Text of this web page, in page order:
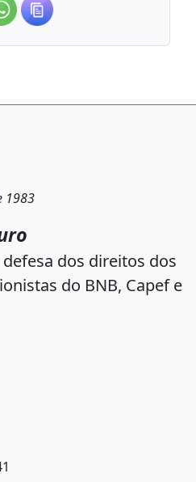
1983
dos direitos dos
do BNB, Capef e